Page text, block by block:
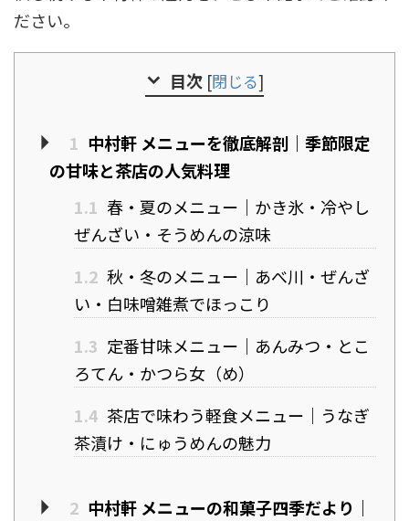
ださい。
目次 [閉じる]
1 中村軒 メニューを徹底解剖｜季節限定
の甘味と茶店の人気料理
1.1 春・夏のメニュー｜かき氷・冷やし
ぜんざい・そうめんの涼味
1.2 秋・冬のメニュー｜あべ川・ぜんざ
い・白味噌雑煮でほっこり
1.3 定番甘味メニュー｜あんみつ・とこ
ろてん・かつら女（め）
1.4 茶店で味わう軽食メニュー｜うなぎ
茶漬け・にゅうめんの魅力
2 中村軒 メニューの和菓子四季だより｜